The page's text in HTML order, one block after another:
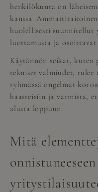
henkilökunta on
kanssa.
huolellisesti suunnitellut
luottamusta ja
Käytännön seikat, kuten
tekniset valmiudet, tulee
ryhmässä ongelmat
haasteisiin ja varmista,
alusta loppuun.
Mitä